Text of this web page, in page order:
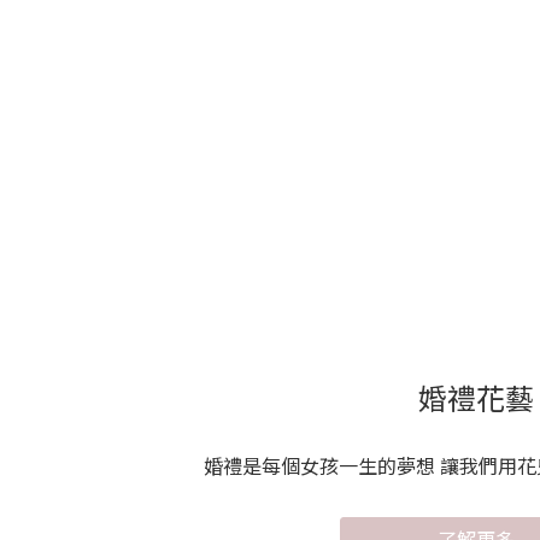
婚禮花藝
婚禮是每個女孩一生的夢想 讓我們用